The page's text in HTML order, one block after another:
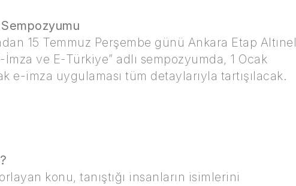
15 Temmuz Perşembe günü Ankara Etap Altınel
ve E-Türkiye” adlı sempozyumda, 1 Ocak
e-imza uygulaması tüm detaylarıyla tartışılacak.
konu, tanıştığı insanların isimlerini